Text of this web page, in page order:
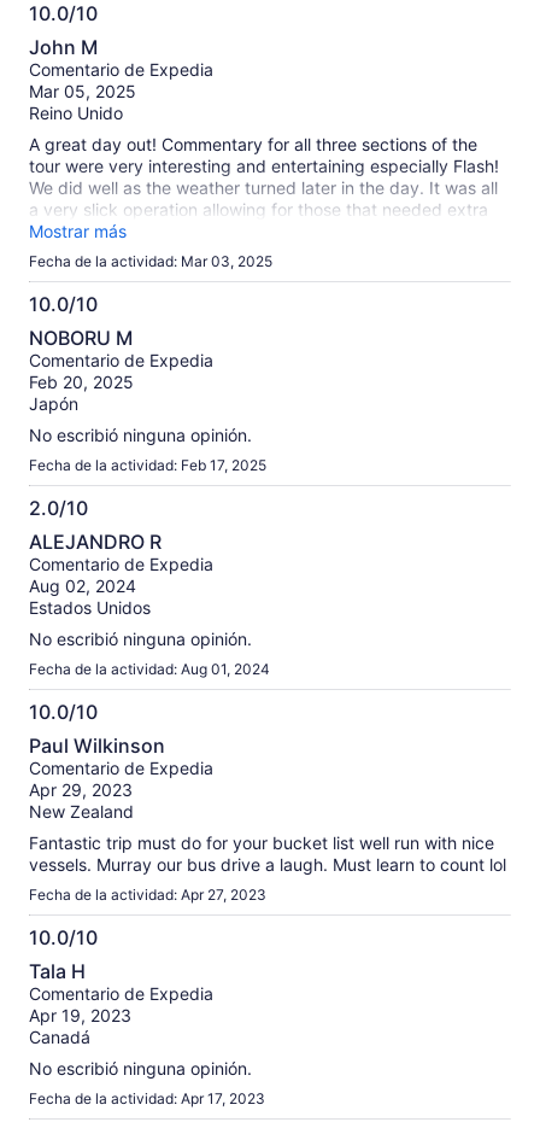
10.0/10
10.0
de
10
John M
Comentario de Expedia
Mar 05, 2025
Reino Unido
A great day out! Commentary for all three sections of the
tour were very interesting and entertaining especially Flash!
We did well as the weather turned later in the day. It was all
a very slick operation allowing for those that needed extra
assistance!!
Mostrar más
Fecha de la actividad: Mar 03, 2025
10.0/10
10.0
de
10
NOBORU M
Comentario de Expedia
Feb 20, 2025
Japón
No escribió ninguna opinión.
Fecha de la actividad: Feb 17, 2025
2.0/10
2.0
de
10
ALEJANDRO R
Comentario de Expedia
Aug 02, 2024
Estados Unidos
No escribió ninguna opinión.
Fecha de la actividad: Aug 01, 2024
10.0/10
10.0
de
10
Paul Wilkinson
Comentario de Expedia
Apr 29, 2023
New Zealand
Fantastic trip must do for your bucket list well run with nice
vessels. Murray our bus drive a laugh. Must learn to count lol
Fecha de la actividad: Apr 27, 2023
10.0/10
10.0
de
10
Tala H
Comentario de Expedia
Apr 19, 2023
Canadá
No escribió ninguna opinión.
Fecha de la actividad: Apr 17, 2023